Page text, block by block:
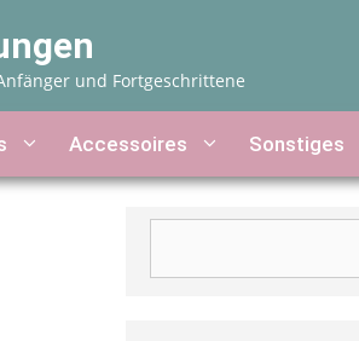
und Fortgeschrittene
Accessoires Sonstiges